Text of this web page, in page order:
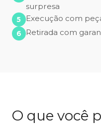
surpresa
Execução com
Retirada com
O que você